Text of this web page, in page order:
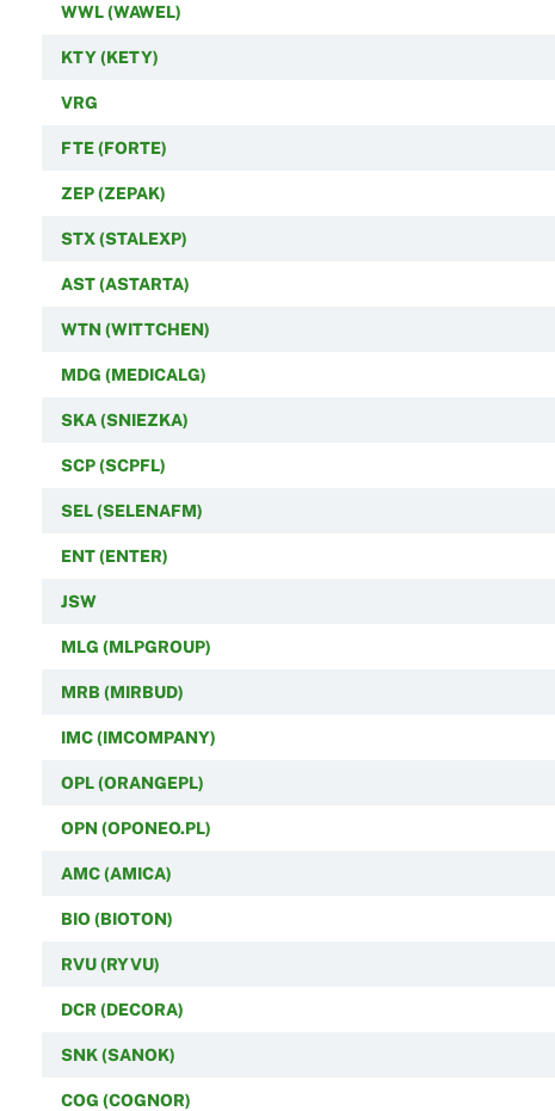
WWL (WAWEL)
KTY (KETY)
VRG
FTE (FORTE)
ZEP (ZEPAK)
STX (STALEXP)
AST (ASTARTA)
WTN (WITTCHEN)
MDG (MEDICALG)
SKA (SNIEZKA)
SCP (SCPFL)
SEL (SELENAFM)
ENT (ENTER)
JSW
MLG (MLPGROUP)
MRB (MIRBUD)
IMC (IMCOMPANY)
OPL (ORANGEPL)
OPN (OPONEO.PL)
AMC (AMICA)
BIO (BIOTON)
RVU (RYVU)
DCR (DECORA)
SNK (SANOK)
COG (COGNOR)